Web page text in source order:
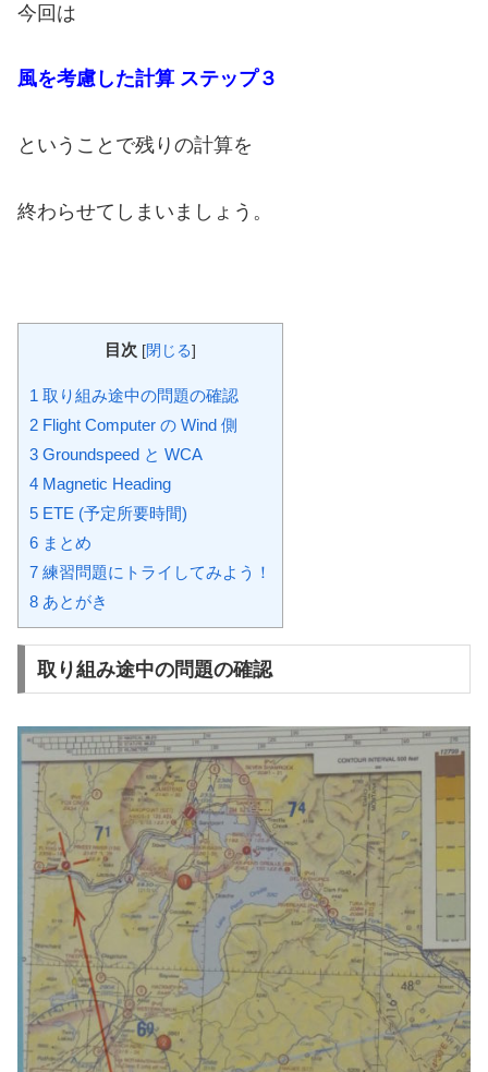
今回は
風を考慮した計算 ステップ３
ということで残りの計算を
終わらせてしまいましょう。
目次 [閉じる]
1 取り組み途中の問題の確認
2 Flight Computer の Wind 側
3 Groundspeed と WCA
4 Magnetic Heading
5 ETE (予定所要時間)
6 まとめ
7 練習問題にトライしてみよう！
8 あとがき
取り組み途中の問題の確認